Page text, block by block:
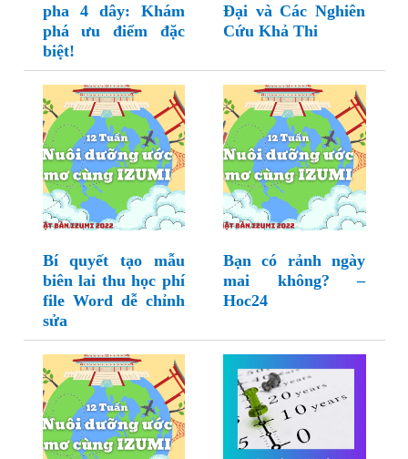
pha 4 dây: Khám
phá ưu điểm đặc
biệt!
Đại và Các Nghiên
Cứu Khả Thi
Bí quyết tạo mẫu
biên lai thu học phí
file Word dễ chỉnh
sửa
Bạn có rảnh ngày
mai không? –
Hoc24